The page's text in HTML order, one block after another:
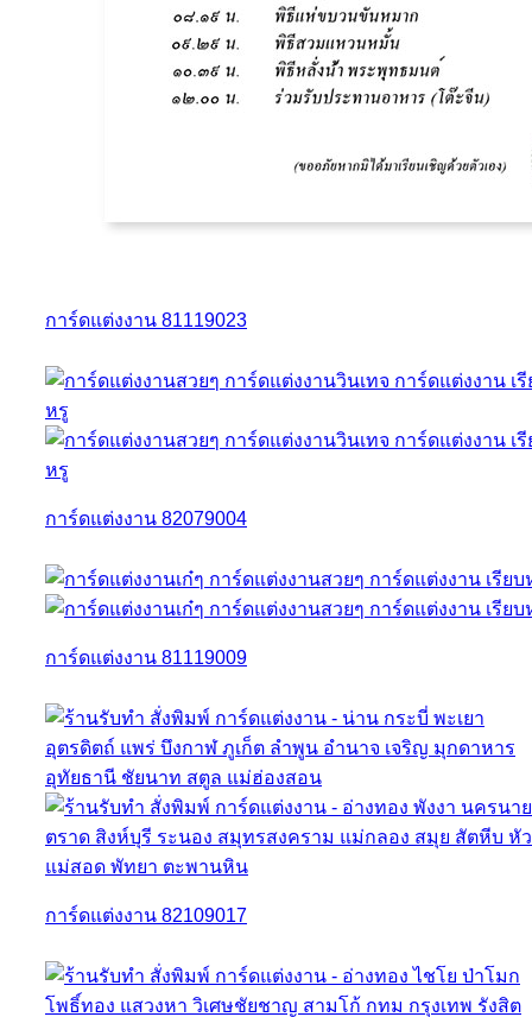
การ์ดแต่งงาน 81119023
การ์ดแต่งงาน 82079004
การ์ดแต่งงาน 81119009
การ์ดแต่งงาน 82109017